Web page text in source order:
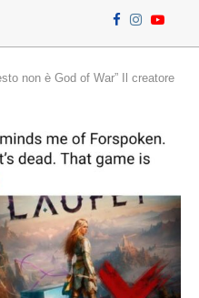
non è God of War” Il creatore